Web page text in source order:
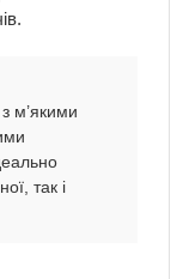
м’якими
так і